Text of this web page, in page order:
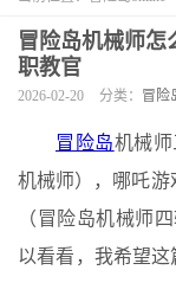
冒险岛机械师怎
职教官
2026-02-20 分类： 冒险
冒险岛机械
机械师），哪吒
（冒险岛机械师
以看看，我希望这